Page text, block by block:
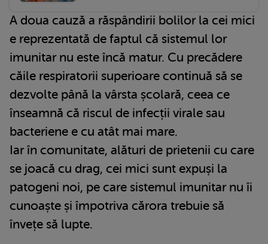
A doua cauză a răspândirii bolilor la cei mici
e reprezentată de faptul că sistemul lor
imunitar nu este încă matur. Cu precădere
căile respiratorii superioare continuă să se
dezvolte până la vârsta școlară, ceea ce
înseamnă că riscul de infecții virale sau
bacteriene e cu atât mai mare.
Iar în comunitate, alături de prietenii cu care
se joacă cu drag, cei mici sunt expuși la
patogeni noi, pe care sistemul imunitar nu îi
cunoaște și împotriva cărora trebuie să
învețe să lupte.